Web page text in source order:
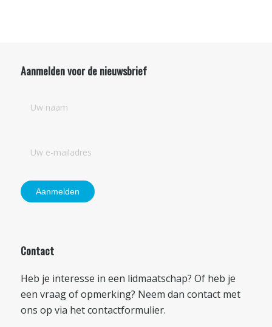
Aanmelden voor de nieuwsbrief
Contact
Heb je interesse in een lidmaatschap? Of heb je
een vraag of opmerking? Neem dan contact met
ons op via hetcontactformulier.